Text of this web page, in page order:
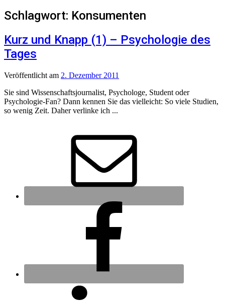
Schlagwort: Konsumenten
Kurz und Knapp (1) – Psychologie des
Tages
Veröffentlicht am 2. Dezember 2011
Sie sind Wissenschaftsjournalist, Psychologe, Student oder
Psychologie-Fan? Dann kennen Sie das vielleicht: So viele Studien,
so wenig Zeit. Daher verlinke ich ...